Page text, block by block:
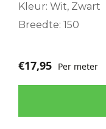
Kleur: Wit, Zwart
Breedte: 150
€17,95 Per meter